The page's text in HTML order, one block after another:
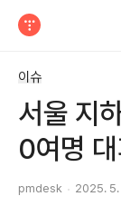
이슈
서울 지
0여명
pmdesk 2025. 5.